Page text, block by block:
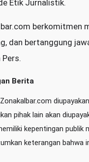
Etik Jurnalistik.
berkomitmen
dan bertanggung
Berita
pihak lain akan
kepentingan
keterangan